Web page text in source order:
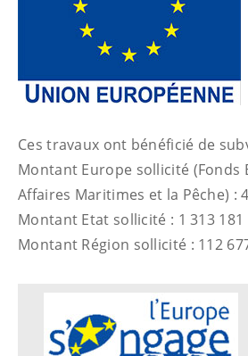
Ces travaux ont bénéficié de
Montant Europe sollicité (Fonds
Affaires Maritimes et la Pêche) :
Montant Etat sollicité : 1 313 181
Montant Région sollicité : 112